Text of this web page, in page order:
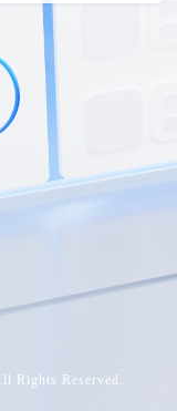
Rights Reserved.